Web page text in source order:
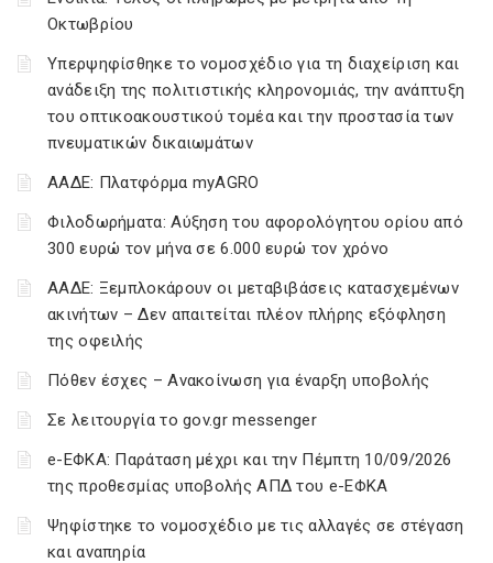
Οκτωβρίου
Υπερψηφίσθηκε το νομοσχέδιο για τη διαχείριση και
ανάδειξη της πολιτιστικής κληρονομιάς, την ανάπτυξη
του οπτικοακουστικού τομέα και την προστασία των
πνευματικών δικαιωμάτων
ΑΑΔΕ: Πλατφόρμα myAGRO
Φιλοδωρήματα: Αύξηση του αφορολόγητου ορίου από
300 ευρώ τον μήνα σε 6.000 ευρώ τον χρόνο
ΑΑΔΕ: Ξεμπλοκάρουν οι μεταβιβάσεις κατασχεμένων
ακινήτων – Δεν απαιτείται πλέον πλήρης εξόφληση
της οφειλής
Πόθεν έσχες – Ανακοίνωση για έναρξη υποβολής
Σε λειτουργία το gov.gr messenger
e-ΕΦΚΑ: Παράταση μέχρι και την Πέμπτη 10/09/2026
της προθεσμίας υποβολής ΑΠΔ του e-ΕΦΚΑ
Ψηφίστηκε το νομοσχέδιο με τις αλλαγές σε στέγαση
και αναπηρία